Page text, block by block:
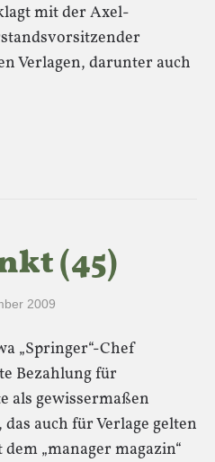
mit der Axel-
Verlagen, darunter auch
(45)
2009
„Springer“-Chef
Bezahlung für
als gewissermaßen
auch für Verlage gelten
„manager magazin“